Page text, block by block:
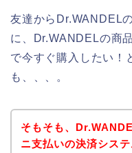
友達からDr.WANDEL
に、Dr.WANDELの商
で今すぐ購入したい！
も、、、。
そもそも、
ニ支払いの決済シス